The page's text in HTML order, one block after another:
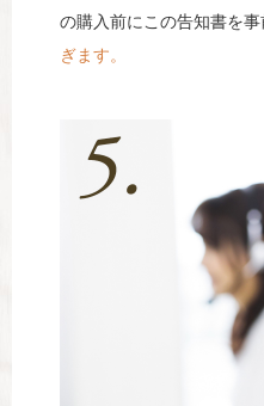
の購入前にこの告知書を事
ぎます。